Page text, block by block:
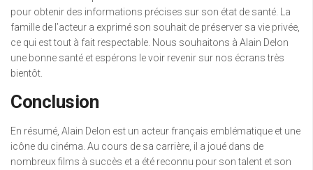
pour obtenir des informations précises sur son état de santé. La
famille de l’acteur a exprimé son souhait de préserver sa vie privée,
ce qui est tout à fait respectable. Nous souhaitons à Alain Delon
une bonne santé et espérons le voir revenir sur nos écrans très
bientôt.
Conclusion
En résumé, Alain Delon est un acteur français emblématique et une
icône du cinéma. Au cours de sa carrière, il a joué dans de
nombreux films à succès et a été reconnu pour son talent et son